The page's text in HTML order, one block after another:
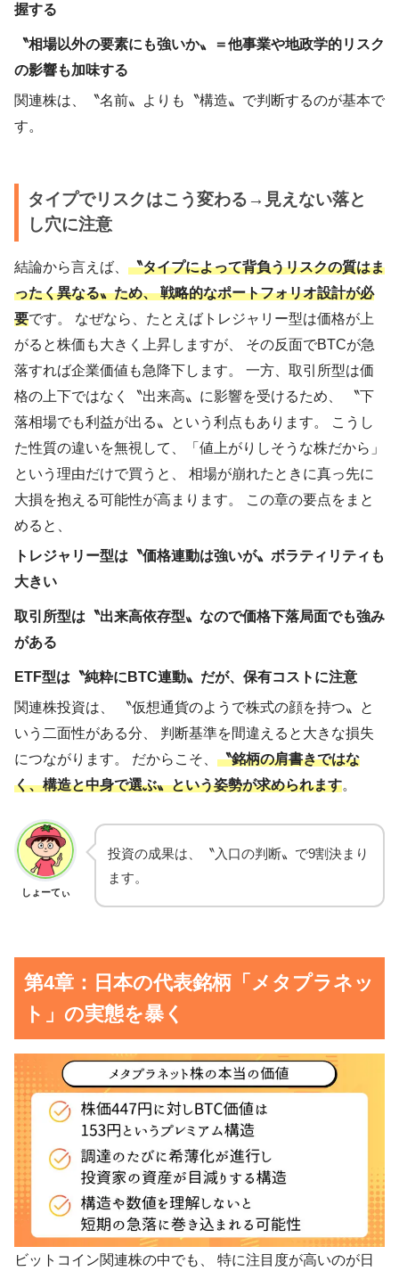
握する
〝相場以外の要素にも強いか〟＝他事業や地政学的リスク
の影響も加味する
関連株は、〝名前〟よりも〝構造〟で判断するのが基本で
す。
タイプでリスクはこう変わる→見えない落と
し穴に注意
結論から言えば、 〝タイプによって背負うリスクの質はま
ったく異なる〟ため、 戦略的なポートフォリオ設計が必
要です。 なぜなら、たとえばトレジャリー型は価格が上
がると株価も大きく上昇しますが、 その反面でBTCが急
落すれば企業価値も急降下します。 一方、取引所型は価
格の上下ではなく〝出来高〟に影響を受けるため、 〝下
落相場でも利益が出る〟という利点もあります。 こうし
た性質の違いを無視して、「値上がりしそうな株だから」
という理由だけで買うと、 相場が崩れたときに真っ先に
大損を抱える可能性が高まります。 この章の要点をまと
めると、
トレジャリー型は〝価格連動は強いが〟ボラティリティも
大きい
取引所型は〝出来高依存型〟なので価格下落局面でも強み
がある
ETF型は〝純粋にBTC連動〟だが、保有コストに注意
関連株投資は、 〝仮想通貨のようで株式の顔を持つ〟と
いう二面性がある分、 判断基準を間違えると大きな損失
につながります。 だからこそ、 〝銘柄の肩書きではな
く、構造と中身で選ぶ〟という姿勢が求められます。
しょーてぃ
投資の成果は、〝入口の判断〟で9割決まり
ます。
第4章：日本の代表銘柄「メタプラネッ
ト」の実態を暴く
ビットコイン関連株の中でも、 特に注目度が高いのが日